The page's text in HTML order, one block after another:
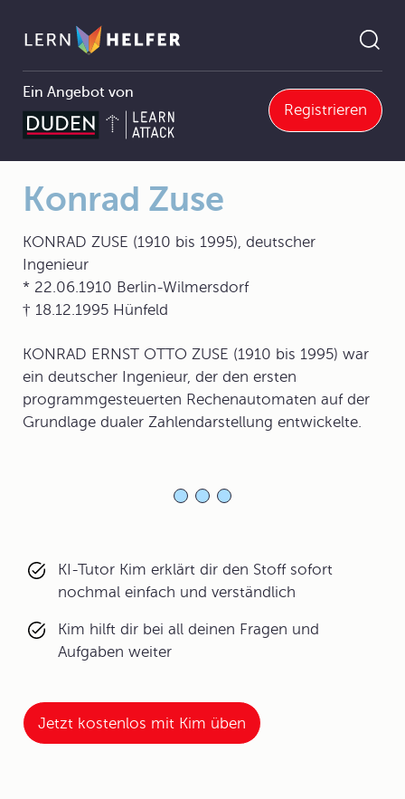
Ein Angebot von
Registrieren
Pfadnavigation
Mathematik 10 Rechenhilfsmittel Konrad Zuse
Konrad Zuse
KONRAD ZUSE (1910 bis 1995), deutscher
Ingenieur
* 22.06.1910 Berlin-Wilmersdorf
† 18.12.1995 Hünfeld
KONRAD ERNST OTTO ZUSE (1910 bis 1995) war
ein deutscher Ingenieur, der den ersten
programmgesteuerten Rechenautomaten auf der
Grundlage dualer Zahlendarstellung entwickelte.
KI-Tutor Kim erklärt dir den Stoff sofort
nochmal einfach und verständlich
Kim hilft dir bei all deinen Fragen und
Aufgaben weiter
Jetzt kostenlos mit Kim üben